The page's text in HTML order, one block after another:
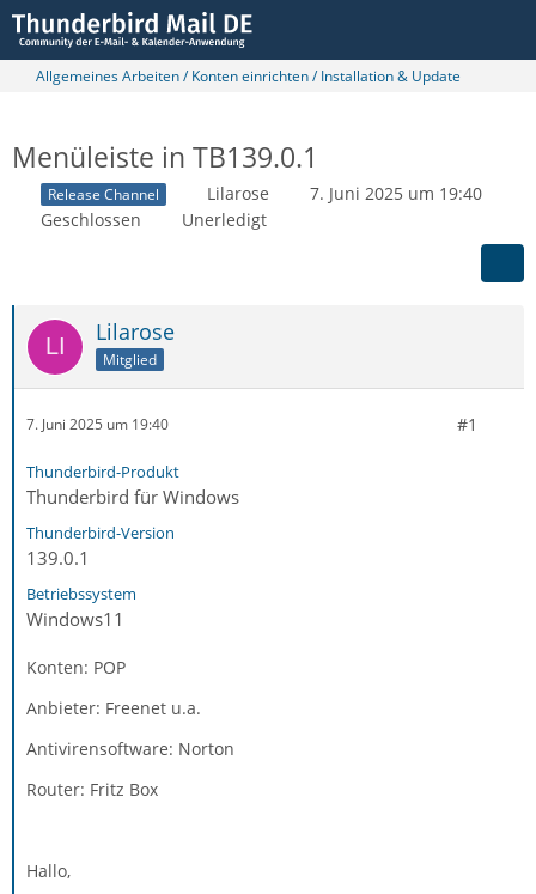
Allgemeines Arbeiten / Konten einrichten / Installation & Update
Menüleiste in TB139.0.1
Release Channel Lilarose
7. Juni 2025 um 19:40
Geschlossen
Unerledigt
Lilarose
Mitglied
7. Juni 2025 um 19:40 #1
Thunderbird-Produkt
Thunderbird für Windows
Thunderbird-Version
139.0.1
Betriebssystem
Windows11
Konten: POP
Anbieter: Freenet u.a.
Antivirensoftware: Norton
Router: Fritz Box
Hallo,